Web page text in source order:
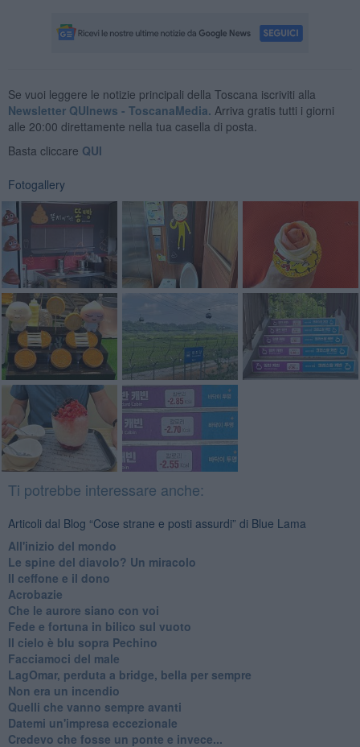
Se vuoi leggere le notizie principali della Toscana iscriviti alla
Newsletter QUInews - ToscanaMedia. Arriva gratis tutti i giorni
alle 20:00 direttamente nella tua casella di posta.
Basta cliccare QUI
Fotogallery
Ti potrebbe interessare anche:
Articoli dal Blog “Cose strane e posti assurdi” di Blue Lama
All'inizio del mondo
Le spine del diavolo? Un miracolo
Il ceffone e il dono
Acrobazie
Che le aurore siano con voi
Fede e fortuna in bilico sul vuoto
Il cielo è blu sopra Pechino
Facciamoci del male
LagOmar, perduta a bridge, bella per sempre
Non era un incendio
Quelli che vanno sempre avanti
Datemi un'impresa eccezionale
Credevo che fosse un ponte e invece...